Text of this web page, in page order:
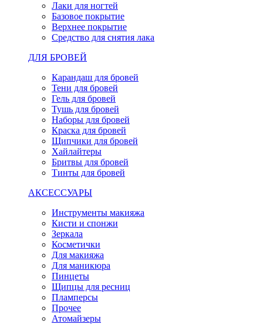
Лаки для ногтей
Базовое покрытие
Верхнее покрытие
Средство для снятия лака
ДЛЯ БРОВЕЙ
Карандаш для бровей
Тени для бровей
Гель для бровей
Тушь для бровей
Наборы для бровей
Краска для бровей
Щипчики для бровей
Хайлайтеры
Бритвы для бровей
Тинты для бровей
АКСЕССУАРЫ
Инструменты макияжа
Кисти и спонжи
Зеркала
Косметички
Для макияжа
Для маникюра
Пинцеты
Щипцы для ресниц
Пламперсы
Прочее
Атомайзеры